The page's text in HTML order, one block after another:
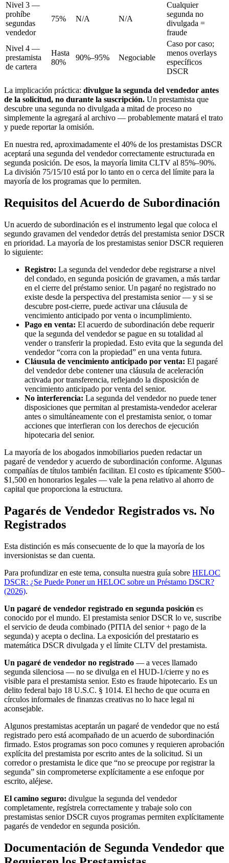
Nivel 3 —
prohíbe
segundas
vendedor
75% N/A N/A
Cualquier
segunda no
divulgada =
fraude
Nivel 4 —
prestamista
de cartera
Hasta
80%
90%–95% Negociable
Caso por caso;
menos overlays
específicos
DSCR
La implicación práctica: divulgue la segunda del vendedor antes
de la solicitud, no durante la suscripción. Un prestamista que
descubre una segunda no divulgada a mitad de proceso no
simplemente la agregará al archivo — probablemente matará el trato
y puede reportar la omisión.
En nuestra red, aproximadamente el 40% de los prestamistas DSCR
aceptará una segunda del vendedor correctamente estructurada en
segunda posición. De esos, la mayoría limita CLTV al 85%–90%.
La división 75/15/10 está por lo tanto en o cerca del límite para la
mayoría de los programas que lo permiten.
Requisitos del Acuerdo de Subordinación
Un acuerdo de subordinación es el instrumento legal que coloca el
segundo gravamen del vendedor detrás del prestamista senior DSCR
en prioridad. La mayoría de los prestamistas senior DSCR requieren
lo siguiente:
Registro: La segunda del vendedor debe registrarse a nivel
del condado, en segunda posición de gravamen, a más tardar
en el cierre del préstamo senior. Un pagaré no registrado no
existe desde la perspectiva del prestamista senior — y si se
descubre post-cierre, puede activar una cláusula de
vencimiento anticipado por venta o incumplimiento.
Pago en venta: El acuerdo de subordinación debe requerir
que la segunda del vendedor se pague en su totalidad al
vender o transferir la propiedad. Esto evita que la segunda del
vendedor “corra con la propiedad” en una venta futura.
Cláusula de vencimiento anticipado por venta: El pagaré
del vendedor debe contener una cláusula de aceleración
activada por transferencia, reflejando la disposición de
vencimiento anticipado por venta del senior.
No interferencia: La segunda del vendedor no puede tener
disposiciones que permitan al prestamista-vendedor acelerar
antes o simultáneamente con el prestamista senior, o tomar
acciones que interfieran con los derechos de ejecución
hipotecaria del senior.
La mayoría de los abogados inmobiliarios pueden redactar un
pagaré de vendedor y acuerdo de subordinación conforme. Algunas
compañías de títulos también facilitan. El costo es típicamente $500–
$1,500 en honorarios legales — vale la pena relativo al ahorro de
capital que proporciona la estructura.
Pagarés de Vendedor Registrados vs. No
Registrados
Esta distinción es más consecuente de lo que la mayoría de los
inversionistas se dan cuenta.
Para profundizar en este tema, consulta nuestra guía sobre HELOC
DSCR: ¿Se Puede Poner un HELOC sobre un Préstamo DSCR?
(2026).
Un pagaré de vendedor registrado en segunda posición es
conocido por el mundo. El prestamista senior DSCR lo ve, suscribe
el servicio de deuda combinado (PITIA del senior + pago de la
segunda) y acepta o declina. La exposición del prestatario es
matemática DSCR divulgada y el límite CLTV del prestamista.
Un pagaré de vendedor no registrado — a veces llamado
segunda silenciosa — no se divulga en el HUD-1/cierre y no es
visible para el prestamista senior. Esto es fraude hipotecario. Es un
delito federal bajo 18 U.S.C. § 1014. El hecho de que ocurra en
círculos informales de finanzas creativas no lo hace legal ni
aconsejable.
Algunos prestamistas aceptarán un pagaré de vendedor que no está
registrado pero está acompañado de un acuerdo de subordinación
firmado. Estos programas son poco comunes y requieren aprobación
explícita del prestamista por escrito antes de la solicitud. Si un
corredor o prestamista le dice que “no se preocupe por registrar la
segunda” sin comprometerse explícitamente a ese enfoque por
escrito, aléjese.
El camino seguro: divulgue la segunda del vendedor
completamente, regístrela correctamente y trabaje solo con
prestamistas senior DSCR cuyos programas permiten explícitamente
pagarés de vendedor en segunda posición.
Documentación de Segunda Vendedor que